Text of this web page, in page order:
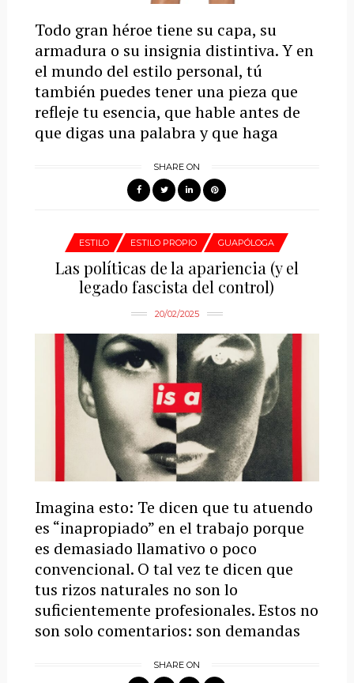
Todo gran héroe tiene su capa, su
armadura o su insignia distintiva. Y en
el mundo del estilo personal, tú
también puedes tener una pieza que
refleje tu esencia, que hable antes de
que digas una palabra y que haga
SHARE ON
ESTILO ESTILO PROPIO GUAPÓLOGA
Las políticas de la apariencia (y el
legado fascista del control)
20/02/2025
Imagina esto: Te dicen que tu atuendo
es “inapropiado” en el trabajo porque
es demasiado llamativo o poco
convencional. O tal vez te dicen que
tus rizos naturales no son lo
suficientemente profesionales. Estos no
son solo comentarios: son demandas
SHARE ON